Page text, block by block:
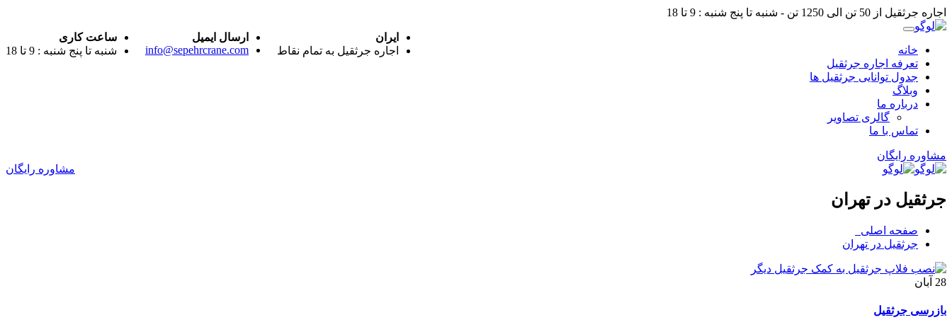
اجاره جرثقیل از 50 تن الی 1250 تن - شنبه تا پنج شنبه : 9 تا 18
ایران
اجاره جرثقیل به تمام نقاط
ارسال ایمیل
info@sepehrcrane.com
ساعت کاری
شنبه تا پنج شنبه : 9 تا 18
خانه
تعرفه اجاره جرثقیل
جدول توانایی جرثقیل ها
وبلاگ
درباره ما
گالری تصاویر
تماس با ما
مشاوره رایگان
مشاوره رایگان
جرثقیل در تهران
صفحه اصلی
جرثقیل در تهران
28 آبان
بازرسی جرثقیل